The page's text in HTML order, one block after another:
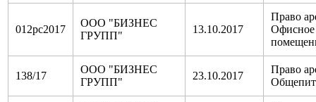
012рс2017
ООО "БИЗНЕС
ГРУПП"
13.10.2017
Право
Офисное
138/17
ООО "БИЗНЕС
ГРУПП"
23.10.2017
Право